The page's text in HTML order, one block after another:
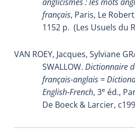
français, Paris, Le
1152 p. (Les Usuels du
VAN ROEY, Jacques, Sylviane
SWALLOW. Dictionnaire
français-anglais =
English-French, 3e éd.,
De Boeck & Larcier,